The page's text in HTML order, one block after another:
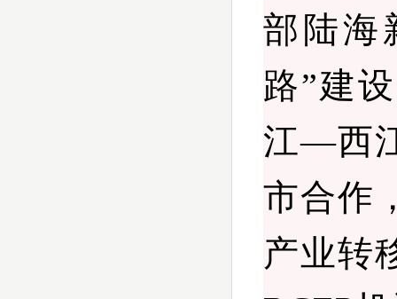
部陆海
路”建
江—西
市合作
产业转